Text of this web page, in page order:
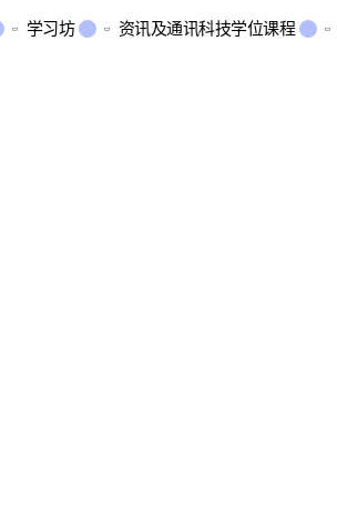
学习坊 资讯及通讯科技学位课程